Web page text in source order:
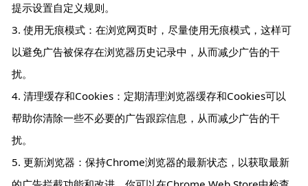
提示设置自定义规则。
3. 使用无痕模式：在浏览网页时，尽量使用无痕模式，这样可
以避免广告被保存在浏览器历史记录中，从而减少广告的干
扰。
4. 清理缓存和Cookies：定期清理浏览器缓存和Cookies可以
帮助你清除一些不必要的广告跟踪信息，从而减少广告的干
扰。
5. 更新浏览器：保持Chrome浏览器的最新状态，以获取最新